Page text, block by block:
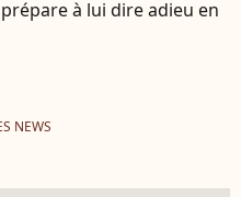
à lui dire adieu en
NEWS